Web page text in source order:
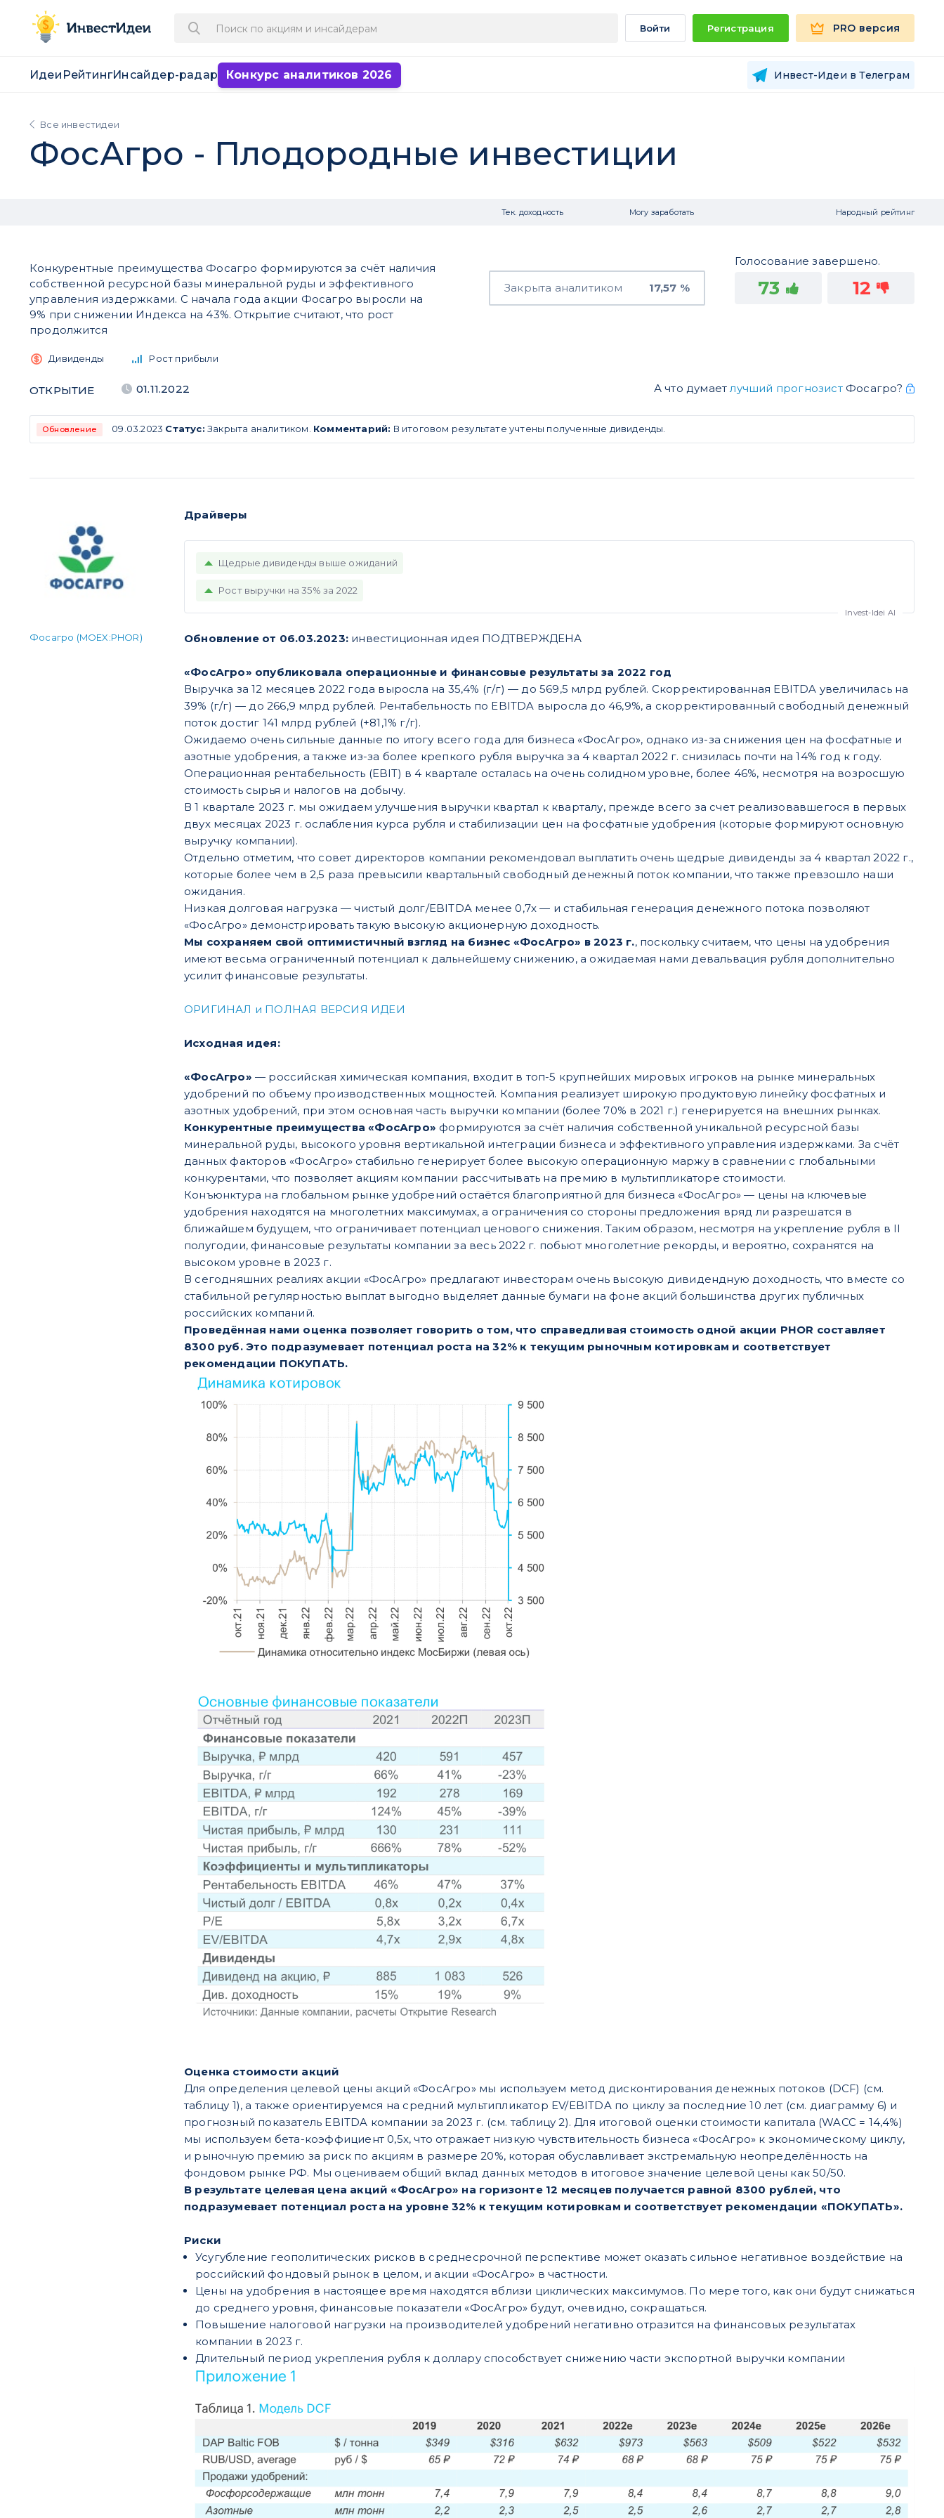
Войти Регистрация PRO версия
Идеи РейтингИнсайдер-радар Конкурс аналитиков 2026 Инвест-Идеи в Телеграм
Все инвестидеи
ФосАгро - Плодородные инвестиции
Тек. доходность Могу заработать Народный рейтинг
Конкурентные преимущества Фосагро формируются за счёт наличия
собственной ресурсной базы минеральной руды и эффективного
управления издержками. С начала года акции Фосагро выросли на
9% при снижении Индекса на 43%. Открытие считают, что рост
продолжится
Закрыта аналитиком 17,57 %
Голосование завершено.
73 12
Дивиденды Рост прибыли
ОТКРЫТИЕ 01.11.2022 А что думает лучший прогнозистФосагро?
Обновление 09.03.2023 Статус: Закрыта аналитиком. Комментарий: В итоговом результате учтены полученные дивиденды.
Фосагро (MOEX:PHOR)
Драйверы
Щедрые дивиденды выше ожиданий
Рост выручки на 35% за 2022
Обновление от 06.03.2023: инвестиционная идея ПОДТВЕРЖДЕНА
​«ФосАгро» опубликовала операционные и финансовые результаты за 2022 год
Выручка за 12 месяцев 2022 года выросла на 35,4% (г/г) — до 569,5 млрд рублей. Скорректированная EBITDA увеличилась на
39% (г/г) — до 266,9 млрд рублей. Рентабельность по EBITDA выросла до 46,9%, а скорректированный свободный денежный
поток достиг 141 млрд рублей (+81,1% г/г).
Ожидаемо очень сильные данные по итогу всего года для бизнеса «ФосАгро», однако из-за снижения цен на фосфатные и
азотные удобрения, а также из-за более крепкого рубля выручка за 4 квартал 2022 г. снизилась почти на 14% год к году.
Операционная рентабельность (EBIT) в 4 квартале осталась на очень солидном уровне, более 46%, несмотря на возросшую
стоимость сырья и налогов на добычу.
В 1 квартале 2023 г. мы ожидаем улучшения выручки квартал к кварталу, прежде всего за счет реализовавшегося в первых
двух месяцах 2023 г. ослабления курса рубля и стабилизации цен на фосфатные удобрения (которые формируют основную
выручку компании).
Отдельно отметим, что совет директоров компании рекомендовал выплатить очень щедрые дивиденды за 4 квартал 2022 г.,
которые более чем в 2,5 раза превысили квартальный свободный денежный поток компании, что также превзошло наши
ожидания.
Низкая долговая нагрузка — чистый долг/EBITDA менее 0,7x — и стабильная генерация денежного потока позволяют
«ФосАгро» демонстрировать такую высокую акционерную доходность.
Мы сохраняем свой оптимистичный взгляд на бизнес «ФосАгро» в 2023 г., поскольку считаем, что цены на удобрения
имеют весьма ограниченный потенциал к дальнейшему снижению, а ожидаемая нами девальвация рубля дополнительно
усилит финансовые результаты.
ОРИГИНАЛ и ПОЛНАЯ ВЕРСИЯ ИДЕИ
Исходная идея:
«ФосАгро» — российская химическая компания, входит в топ-5 крупнейших мировых игроков на рынке минеральных
удобрений по объему производственных мощностей. Компания реализует широкую продуктовую линейку фосфатных и
азотных удобрений, при этом основная часть выручки компании (более 70% в 2021 г.) генерируется на внешних рынках.
Конкурентные преимущества «ФосАгро» формируются за счёт наличия собственной уникальной ресурсной базы
минеральной руды, высокого уровня вертикальной интеграции бизнеса и эффективного управления издержками. За счёт
данных факторов «ФосАгро» стабильно генерирует более высокую операционную маржу в сравнении с глобальными
конкурентами, что позволяет акциям компании рассчитывать на премию в мультипликаторе стоимости.
Конъюнктура на глобальном рынке удобрений остаётся благоприятной для бизнеса «ФосАгро» — цены на ключевые
удобрения находятся на многолетних максимумах, а ограничения со стороны предложения вряд ли разрешатся в
ближайшем будущем, что ограничивает потенциал ценового снижения. Таким образом, несмотря на укрепление рубля в II
полугодии, финансовые результаты компании за весь 2022 г. побьют многолетние рекорды, и вероятно, сохранятся на
высоком уровне в 2023 г.
В сегодняшних реалиях акции «ФосАгро» предлагают инвесторам очень высокую дивидендную доходность, что вместе со
стабильной регулярностью выплат выгодно выделяет данные бумаги на фоне акций большинства других публичных
российских компаний.
Проведённая нами оценка позволяет говорить о том, что справедливая стоимость одной акции PHOR составляет
8300 руб. Это подразумевает потенциал роста на 32% к текущим рыночным котировкам и соответствует
рекомендации ПОКУПАТЬ.
Оценка стоимости акций
Для определения целевой цены акций «ФосАгро» мы используем метод дисконтирования денежных потоков (DCF) (см.
таблицу 1), а также ориентируемся на средний мультипликатор EV/EBITDA по циклу за последние 10 лет (см. диаграмму 6) и
прогнозный показатель EBITDA компании за 2023 г. (см. таблицу 2). Для итоговой оценки стоимости капитала (WACC = 14,4%)
мы используем бета-коэффициент 0,5x, что отражает низкую чувствительность бизнеса «ФосАгро» к экономическому циклу,
и рыночную премию за риск по акциям в размере 20%, которая обуславливает экстремальную неопределённость на
фондовом рынке РФ. Мы оцениваем общий вклад данных методов в итоговое значение целевой цены как 50/50.
В результате целевая цена акций «ФосАгро» на горизонте 12 месяцев получается равной 8300 рублей, что
подразумевает потенциал роста на уровне 32% к текущим котировкам и соответствует рекомендации «ПОКУПАТЬ».
Риски
Усугубление геополитических рисков в среднесрочной перспективе может оказать сильное негативное воздействие на
российский фондовый рынок в целом, и акции «ФосАгро» в частности.
Цены на удобрения в настоящее время находятся вблизи циклических максимумов. По мере того, как они будут снижаться
до среднего уровня, финансовые показатели «ФосАгро» будут, очевидно, сокращаться.
Повышение налоговой нагрузки на производителей удобрений негативно отразится на финансовых результатах
компании в 2023 г.
Длительный период укрепления рубля к доллару способствует снижению части экспортной выручки компании